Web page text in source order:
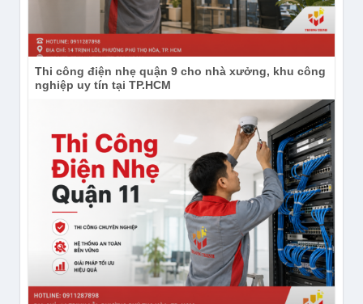
Thi công điện nhẹ quận 9 cho nhà xưởng, khu công
nghiệp uy tín tại TP.HCM